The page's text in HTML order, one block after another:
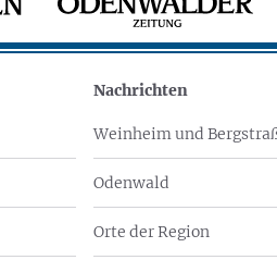
Nachrichten
Weinheim und
Odenwald
Orte der Region